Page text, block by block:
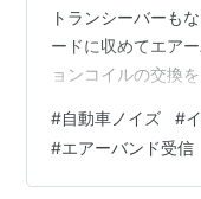
トランシーバーも
ードに収めてエア
ョンコイルの交換
たく拾わなくなっ
ば連動して、バリ
されていたのが、
#自動車ノイズ #
#エアーバンド受信